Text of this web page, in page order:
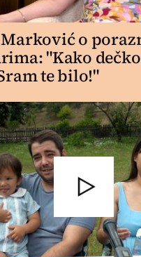
Marković o
"Kako
te bilo!"